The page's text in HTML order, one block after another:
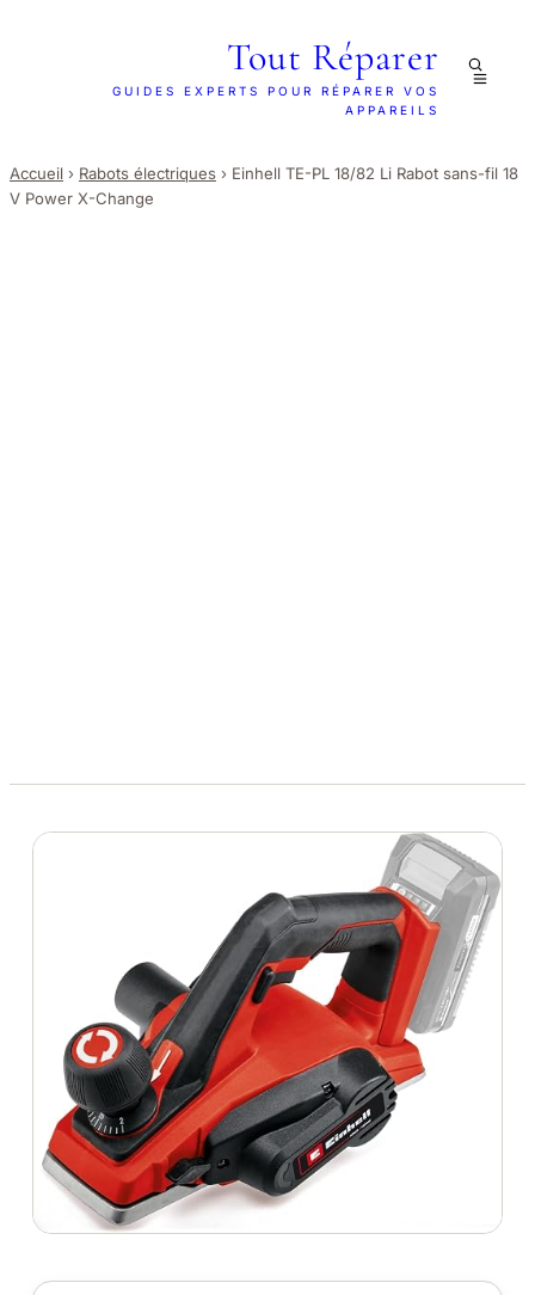
Tout Réparer
GUIDES EXPERTS POUR RÉPARER VOS
APPAREILS
Accueil › Rabots électriques › Einhell TE-PL 18/82 Li Rabot sans-fil 18
V Power X-Change